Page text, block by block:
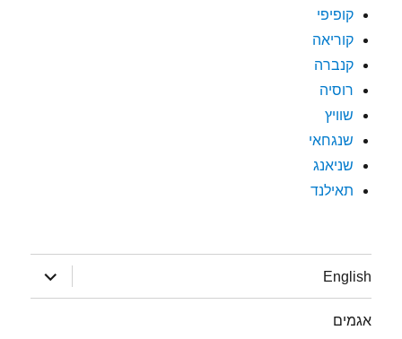
קופיפי
קוריאה
קנברה
רוסיה
שוויץ
שנגחאי
שניאנג
תאילנד
English
הצג
תפריט
אגמים